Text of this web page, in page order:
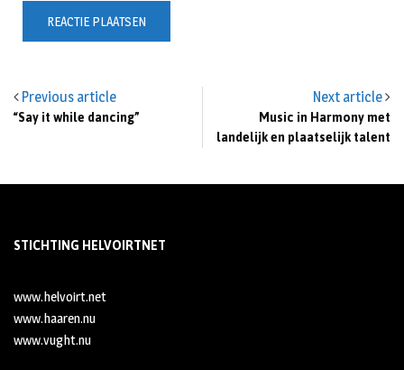
Previous article
“Say it while dancing”
Next article
Music in Harmony met
landelijk en plaatselijk talent
STICHTING HELVOIRTNET
www.helvoirt.net
www.haaren.nu
www.vught.nu